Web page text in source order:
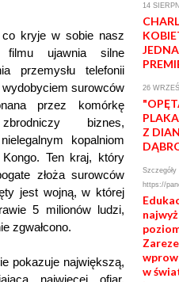
kryje w sobie nasz
filmu ujawnia silne
przemysłu telefonii
surowców
przez komórkę
biznes,
kopalniom
Ten kraj, który
złoża surowców
jest wojną, w której
5 milionów ludzi,
zgwałcono.
pokazuje największą,
najwięcej ofiar,
14
26
Z
https://
w